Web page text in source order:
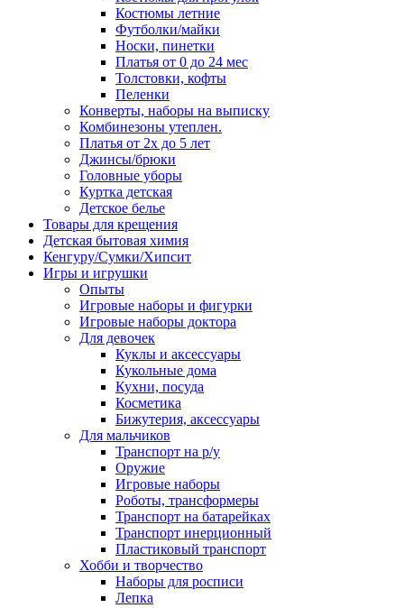
Костюмы летние
Футболки/майки
Носки, пинетки
Платья от 0 до 24 мес
Толстовки, кофты
Пеленки
Конверты, наборы на выписку
Комбинезоны утеплен.
Платья от 2х до 5 лет
Джинсы/брюки
Головные уборы
Куртка детская
Детское белье
Товары для крещения
Детская бытовая химия
Кенгуру/Сумки/Хипсит
Игры и игрушки
Опыты
Игровые наборы и фигурки
Игровые наборы доктора
Для девочек
Куклы и аксессуары
Кукольные дома
Кухни, посуда
Косметика
Бижутерия, аксессуары
Для мальчиков
Транспорт на р/у
Оружие
Игровые наборы
Роботы, трансформеры
Транспорт на батарейках
Транспорт инерционный
Пластиковый транспорт
Хобби и творчество
Наборы для росписи
Лепка